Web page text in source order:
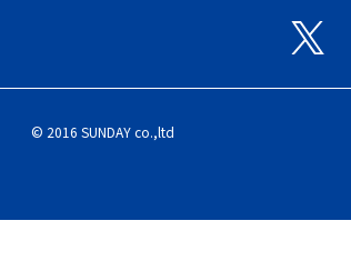
© 2016 SUNDAY co.,ltd